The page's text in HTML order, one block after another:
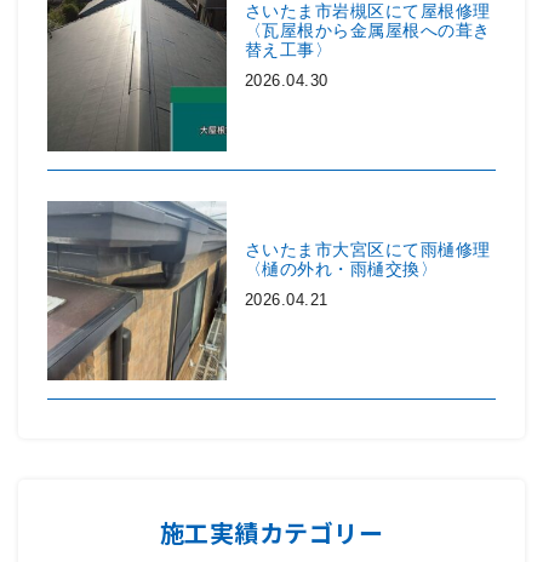
さいたま市岩槻区にて屋根修理
〈瓦屋根から金属屋根への葺き
替え工事〉
2026.04.30
さいたま市大宮区にて雨樋修理
〈樋の外れ・雨樋交換〉
2026.04.21
施工実績カテゴリー